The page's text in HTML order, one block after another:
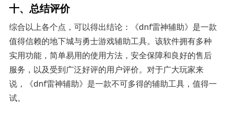
十、总结评价
综合以上各个点，可以得出结论：《dnf雷神辅助》是一款
值得信赖的地下城与勇士游戏辅助工具。该软件拥有多种
实用功能，简单易用的使用方法，安全保障和良好的售后
服务，以及受到广泛好评的用户评价。对于广大玩家来
说，《dnf雷神辅助》是一款不可多得的辅助工具，值得一
试。